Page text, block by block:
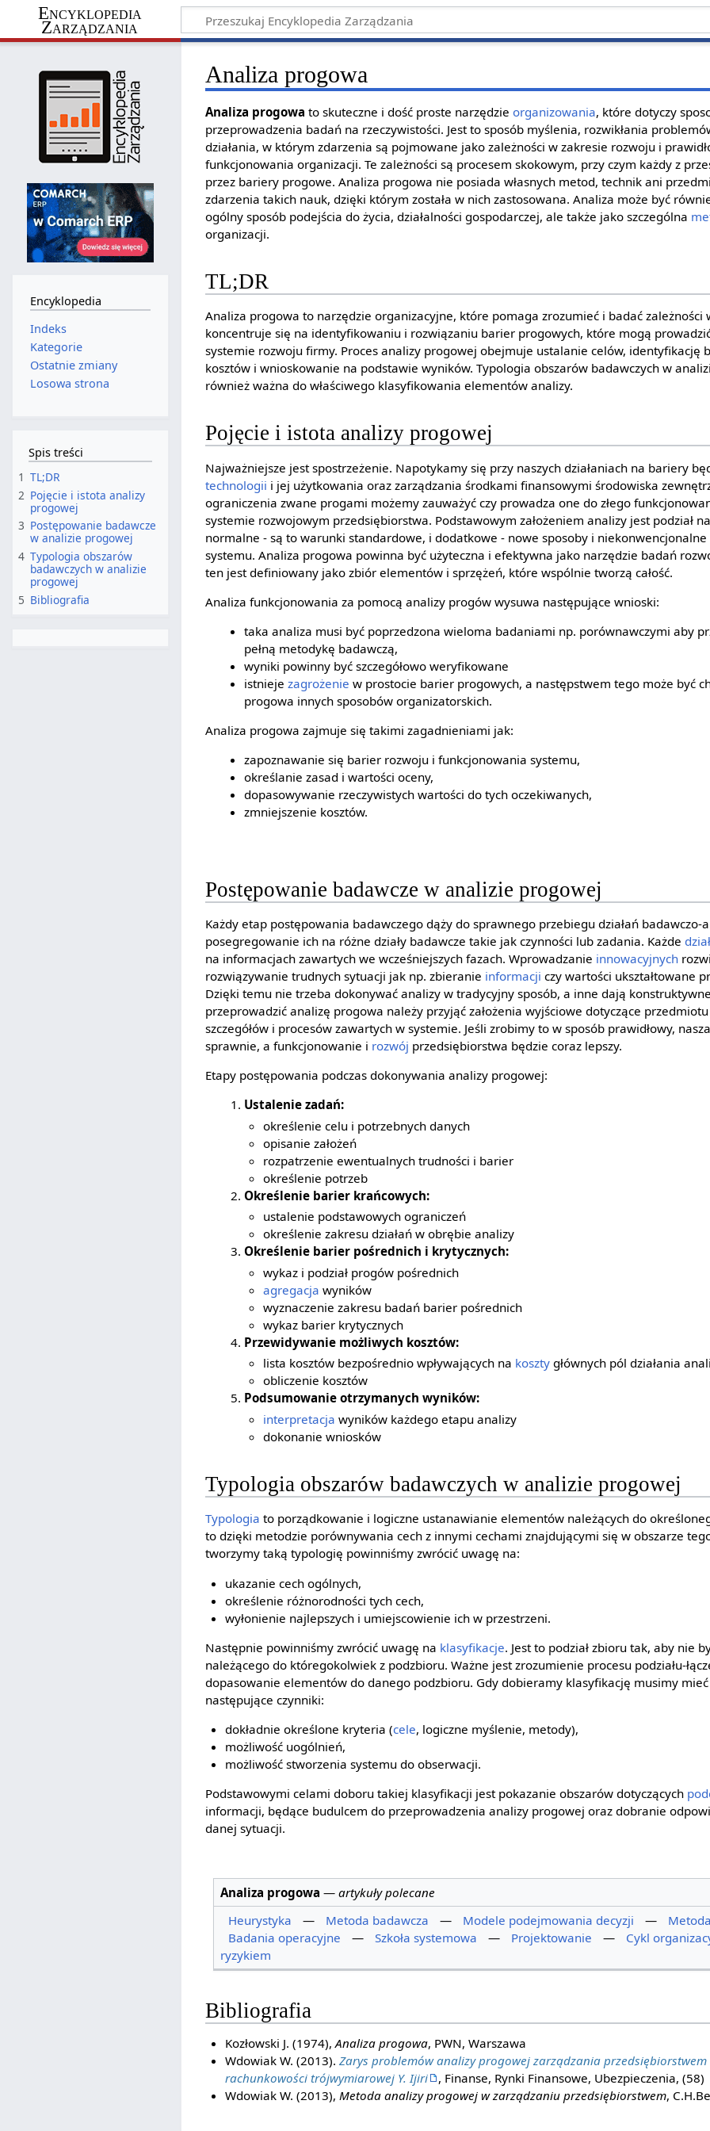
Encyklopedia
Zarządzania
Analiza progowa
Analiza progowa to skuteczne i dość proste narzędzieorganizowania, które dotyczy
przeprowadzenia badań na rzeczywistości. Jest to sposób myślenia, rozwikłania
działania, w którym zdarzenia są pojmowane jako zależności w zakresie rozwoju i
funkcjonowania organizacji. Te zależności są procesem skokowym, przy czym każdy z
przez bariery progowe. Analiza progowa nie posiada własnych metod, technik ani
zdarzenia takich nauk, dzięki którym została w nich zastosowana. Analiza może być
ogólny sposób podejścia do życia, działalności gospodarczej, ale także jako szczególna
organizacji.
TL;DR
Analiza progowa to narzędzie organizacyjne, które pomaga zrozumieć i badać zależności
koncentruje się na identyfikowaniu i rozwiązaniu barier progowych, które mogą
systemie rozwoju firmy. Proces analizy progowej obejmuje ustalanie celów, identyfikację
kosztów i wnioskowanie na podstawie wyników. Typologia obszarów badawczych w
również ważna do właściwego klasyfikowania elementów analizy.
Pojęcie i istota analizy progowej
Najważniejsze jest spostrzeżenie. Napotykamy się przy naszych działaniach na bariery
technologii i jej użytkowania oraz zarządzania środkami finansowymi środowiska
ograniczenia zwane progami możemy zauważyć czy prowadza one do złego
systemie rozwojowym przedsiębiorstwa. Podstawowym założeniem analizy jest podział
normalne - są to warunki standardowe, i dodatkowe - nowe sposoby i
systemu. Analiza progowa powinna być użyteczna i efektywna jako narzędzie badań
ten jest definiowany jako zbiór elementów i sprzężeń, które wspólnie tworzą całość.
Analiza funkcjonowania za pomocą analizy progów wysuwa następujące wnioski:
taka analiza musi być poprzedzona wieloma badaniami np. porównawczymi aby
pełną metodykę badawczą,
wyniki powinny być szczegółowo weryfikowane
istnieje zagrożenie w prostocie barier progowych, a następstwem tego może być
progowa innych sposobów organizatorskich.
Analiza progowa zajmuje się takimi zagadnieniami jak:
zapoznawanie się barier rozwoju i funkcjonowania systemu,
określanie zasad i wartości oceny,
dopasowywanie rzeczywistych wartości do tych oczekiwanych,
zmniejszenie kosztów.
Postępowanie badawcze w analizie progowej
Każdy etap postępowania badawczego dąży do sprawnego przebiegu działań badawczo-
posegregowanie ich na różne działy badawcze takie jak czynności lub zadania. Każde
na informacjach zawartych we wcześniejszych fazach. Wprowadzanie innowacyjnych
rozwiązywanie trudnych sytuacji jak np. zbieranie informacji czy wartości ukształtowane
Dzięki temu nie trzeba dokonywać analizy w tradycyjny sposób, a inne dają
przeprowadzić analizę progowa należy przyjąć założenia wyjściowe dotyczące
szczegółów i procesów zawartych w systemie. Jeśli zrobimy to w sposób prawidłowy,
sprawnie, a funkcjonowanie i rozwój przedsiębiorstwa będzie coraz lepszy.
Etapy postępowania podczas dokonywania analizy progowej:
Ustalenie zadań:
określenie celu i potrzebnych danych
opisanie założeń
rozpatrzenie ewentualnych trudności i barier
określenie potrzeb
Określenie barier krańcowych:
ustalenie podstawowych ograniczeń
określenie zakresu działań w obrębie analizy
Określenie barier pośrednich i krytycznych:
wykaz i podział progów pośrednich
agregacja wyników
wyznaczenie zakresu badań barier pośrednich
wykaz barier krytycznych
Przewidywanie możliwych kosztów:
lista kosztów bezpośrednio wpływających na koszty głównych pól działania
obliczenie kosztów
Podsumowanie otrzymanych wyników:
interpretacja wyników każdego etapu analizy
dokonanie wniosków
Typologia obszarów badawczych w analizie progowej
Typologia to porządkowanie i logiczne ustanawianie elementów należących do
to dzięki metodzie porównywania cech z innymi cechami znajdującymi się w obszarze
tworzymy taką typologię powinniśmy zwrócić uwagę na:
ukazanie cech ogólnych,
określenie różnorodności tych cech,
wyłonienie najlepszych i umiejscowienie ich w przestrzeni.
Następnie powinniśmy zwrócić uwagę na klasyfikacje. Jest to podział zbioru tak, aby nie
należącego do któregokolwiek z podzbioru. Ważne jest zrozumienie procesu podziału-
dopasowanie elementów do danego podzbioru. Gdy dobieramy klasyfikację musimy
następujące czynniki:
dokładnie określone kryteria (cele, logiczne myślenie, metody),
możliwość uogólnień,
możliwość stworzenia systemu do obserwacji.
Podstawowymi celami doboru takiej klasyfikacji jest pokazanie obszarów dotyczących
informacji, będące budulcem do przeprowadzenia analizy progowej oraz dobranie
danej sytuacji.
Analiza progowa — artykuły polecane
Heurystyka
— Metoda badawcza — Modele podejmowania decyzji —
Badania operacyjne
— Szkoła systemowa — Projektowanie —
Cykl
ryzykiem
Bibliografia
Kozłowski J. (1974),Analiza progowa, PWN, Warszawa
Wdowiak W. (2013). Zarys problemów analizy progowej zarządzania przedsiębiorstwem
rachunkowości trójwymiarowej Y. Ijiri
, Finanse, Rynki Finansowe, Ubezpieczenia, (58)
Wdowiak W. (2013), Metoda analizy progowej w zarządzaniu przedsiębiorstwem,
Encyklopedia
Indeks
Kategorie
Ostatnie zmiany
Losowa strona
Spis treści
1 TL;DR
2 Pojęcie i istota analizy
progowej
3 Postępowanie badawcze
w analizie progowej
4 Typologia obszarów
badawczych w analizie
progowej
5 Bibliografia